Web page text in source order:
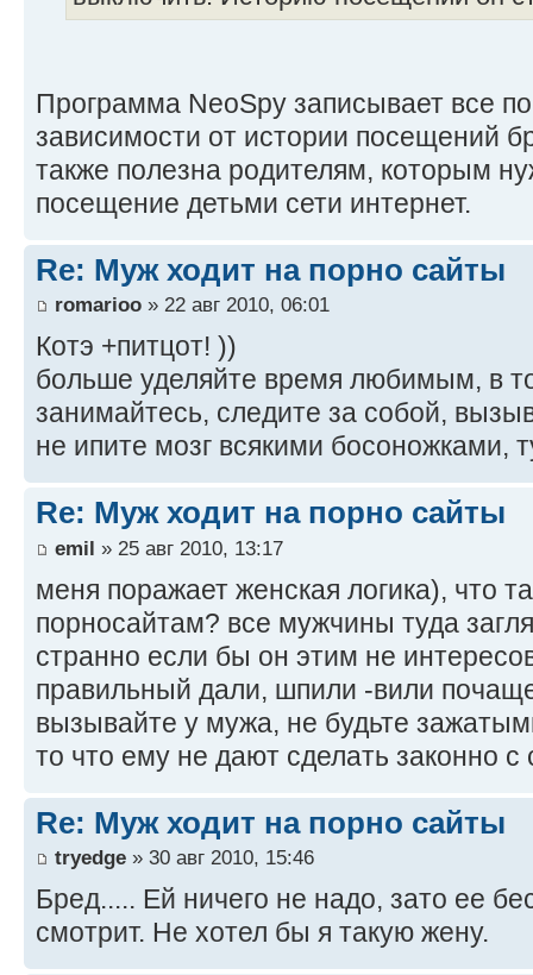
Программа NeoSpy записывает все
зависимости от истории посещений
также полезна родителям, которым
посещение детьми сети интернет.
Re: Муж ходит на порно сайты
romarioo » 22 авг 2010, 06:01
Котэ +питцот! ))
больше уделяйте время любимым, в
занимайтесь, следите за собой,
не ипите мозг всякими босоножками,
Re: Муж ходит на порно сайты
emil » 25 авг 2010, 13:17
меня поражает женская логика), что
порносайтам? все мужчины туда
странно если бы он этим не
правильный дали, шпили -вили
вызывайте у мужа, не будьте
то что ему не дают сделать законно с
Re: Муж ходит на порно сайты
tryedge » 30 авг 2010, 15:46
Бред..... Ей ничего не надо, зато ее
смотрит. Не хотел бы я такую жену.